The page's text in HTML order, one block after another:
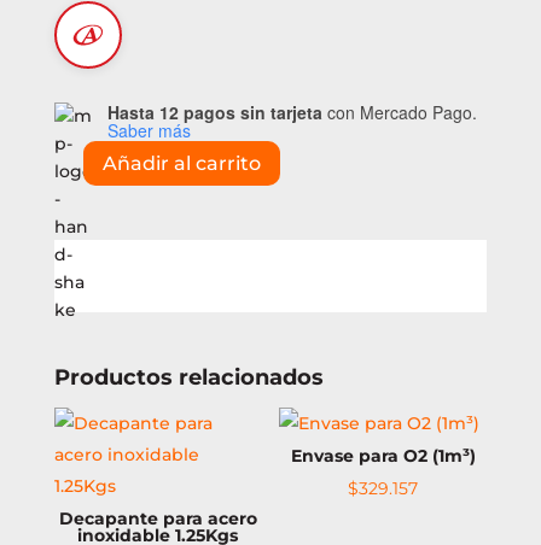
Hasta 12 pagos sin tarjeta con Mercado Pago.
Saber más
O-
ring
de
goma
para
cabeza
M3
Añadir al carrito
Productos relacionados
Decapante para acero
inoxidable 1.25Kgs
Envase para O2 (1m³)
$329.157